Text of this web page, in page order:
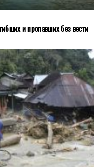
и пропавших без вести